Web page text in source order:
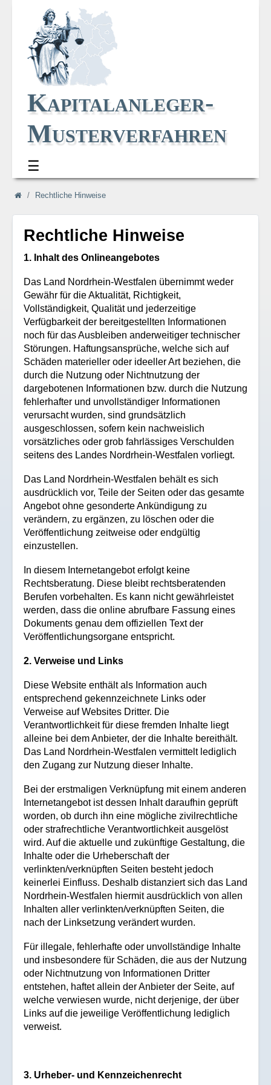
Kapitalanleger-
Musterverfahren
☰
Navi_breadcrum
Rechtliche Hinweise
Rechtliche Hinweise
1. Inhalt des Onlineangebotes
Das Land Nordrhein-Westfalen übernimmt weder
Gewähr für die Aktualität, Richtigkeit,
Vollständigkeit, Qualität und jederzeitige
Verfügbarkeit der bereitgestellten Informationen
noch für das Ausbleiben anderweitiger technischer
Störungen. Haftungsansprüche, welche sich auf
Schäden materieller oder ideeller Art beziehen, die
durch die Nutzung oder Nichtnutzung der
dargebotenen Informationen bzw. durch die Nutzung
fehlerhafter und unvollständiger Informationen
verursacht wurden, sind grundsätzlich
ausgeschlossen, sofern kein nachweislich
vorsätzliches oder grob fahrlässiges Verschulden
seitens des Landes Nordrhein-Westfalen vorliegt.
Das Land Nordrhein-Westfalen behält es sich
ausdrücklich vor, Teile der Seiten oder das gesamte
Angebot ohne gesonderte Ankündigung zu
verändern, zu ergänzen, zu löschen oder die
Veröffentlichung zeitweise oder endgültig
einzustellen.
In diesem Internetangebot erfolgt keine
Rechtsberatung. Diese bleibt rechtsberatenden
Berufen vorbehalten. Es kann nicht gewährleistet
werden, dass die online abrufbare Fassung eines
Dokuments genau dem offiziellen Text der
Veröffentlichungsorgane entspricht.
2. Verweise und Links
Diese Website enthält als Information auch
entsprechend gekennzeichnete Links oder
Verweise auf Websites Dritter. Die
Verantwortlichkeit für diese fremden Inhalte liegt
alleine bei dem Anbieter, der die Inhalte bereithält.
Das Land Nordrhein-Westfalen vermittelt lediglich
den Zugang zur Nutzung dieser Inhalte.
Bei der erstmaligen Verknüpfung mit einem anderen
Internetangebot ist dessen Inhalt daraufhin geprüft
worden, ob durch ihn eine mögliche zivilrechtliche
oder strafrechtliche Verantwortlichkeit ausgelöst
wird. Auf die aktuelle und zukünftige Gestaltung, die
Inhalte oder die Urheberschaft der
verlinkten/verknüpften Seiten besteht jedoch
keinerlei Einfluss. Deshalb distanziert sich das Land
Nordrhein-Westfalen hiermit ausdrücklich von allen
Inhalten aller verlinkten/verknüpften Seiten, die
nach der Linksetzung verändert wurden.
Für illegale, fehlerhafte oder unvollständige Inhalte
und insbesondere für Schäden, die aus der Nutzung
oder Nichtnutzung von Informationen Dritter
entstehen, haftet allein der Anbieter der Seite, auf
welche verwiesen wurde, nicht derjenige, der über
Links auf die jeweilige Veröffentlichung lediglich
verweist.
3. Urheber- und Kennzeichenrecht